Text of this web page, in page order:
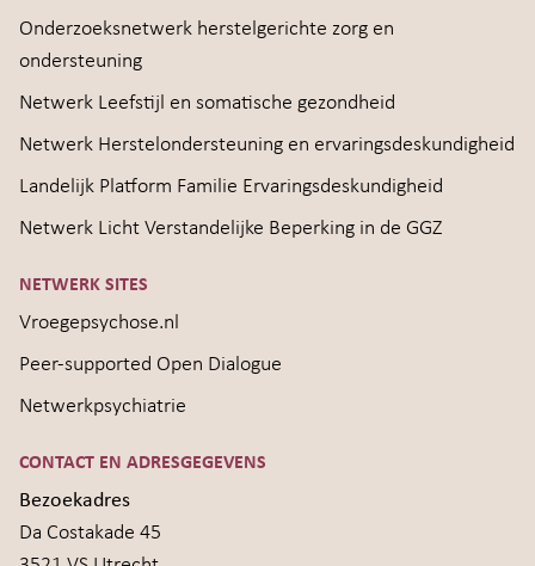
Onderzoeksnetwerk herstelgerichte zorg en
ondersteuning
Netwerk Leefstijl en somatische gezondheid
Netwerk Herstelondersteuning en ervaringsdeskundigheid
Landelijk Platform Familie Ervaringsdeskundigheid
Netwerk Licht Verstandelijke Beperking in de GGZ
NETWERK SITES
Vroegepsychose.nl
Peer-supported Open Dialogue
Netwerkpsychiatrie
CONTACT EN ADRESGEGEVENS
Bezoekadres
Da Costakade 45